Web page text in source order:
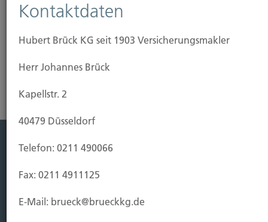
Leben
Vorsorgen
Kontaktdaten
Hubert Brück KG seit 1903 Versicherungsmakler
Herr Johannes Brück
Kapellstr. 2
40479 Düsseldorf
Telefon: 0211 490066
Fax: 0211 4911125
E-Mail: brueck@brueckkg.de